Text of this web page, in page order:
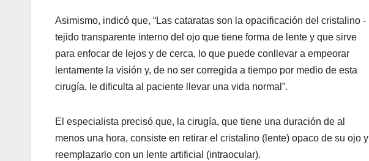
Asimismo, indicó que, “Las cataratas son la opacificación del cristalino -
tejido transparente interno del ojo que tiene forma de lente y que sirve
para enfocar de lejos y de cerca, lo que puede conllevar a empeorar
lentamente la visión y, de no ser corregida a tiempo por medio de esta
cirugía, le dificulta al paciente llevar una vida normal”.
El especialista precisó que, la cirugía, que tiene una duración de al
menos una hora, consiste en retirar el cristalino (lente) opaco de su ojo y
reemplazarlo con un lente artificial (intraocular).